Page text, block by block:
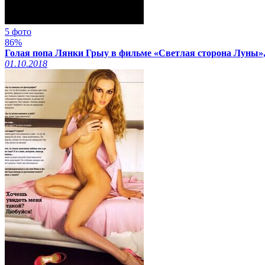
5 фото
86%
Голая попа Лянки Грыу в фильме «Светлая сторона
01.10.2018